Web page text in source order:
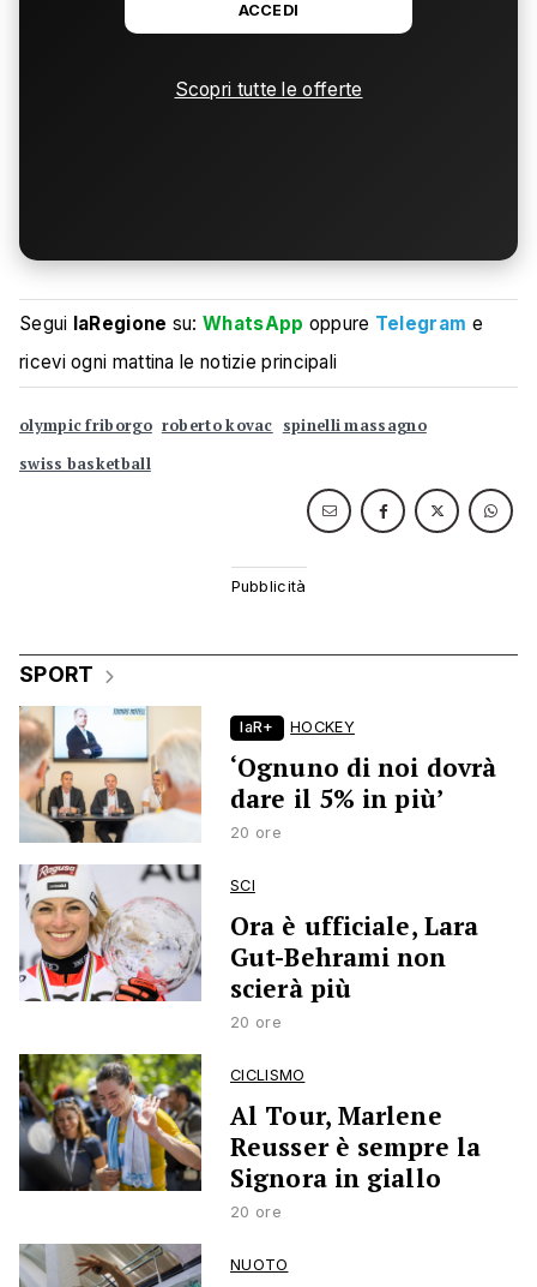
ACCEDI
Scopri tutte le offerte
Segui laRegione su:WhatsApp oppure Telegram e
ricevi ogni mattina le notizie principali
olympic friborgo roberto kovac spinelli massagno
swiss basketball
SPORT
laR+ HOCKEY
‘Ognuno di noi dovrà
dare il 5% in più’
20 ore
SCI
Ora è ufficiale, Lara
Gut-Behrami non
scierà più
20 ore
CICLISMO
Al Tour, Marlene
Reusser è sempre la
Signora in giallo
20 ore
NUOTO